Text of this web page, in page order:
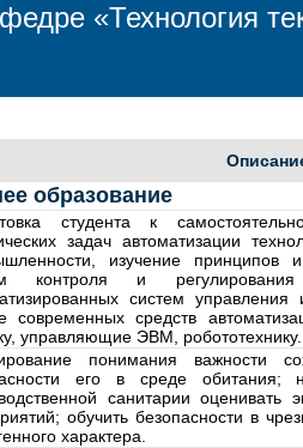
«Технология
образование
студента к
задач автоматизации
изучение принципов
контроля и регулирования
систем управления
современных средств
управляющие ЭВМ, робототехнику.
понимания важности
его в среде обитания;
санитарии оценивать
обучить безопасности в
характера.